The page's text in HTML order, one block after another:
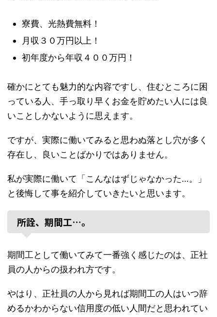
寮費、光熱費無料！
月収３０万円以上！
初年度から年収４００万円！
確かにとても魅力的な内容ですし、住むところに困
っている人、手っ取り早くお金を貯めたい人には良
いことしかないように思えます。
ですが、実際に働いてみると思わぬ落とし穴が多く
存在し、良いことばかりではありません。
私が実際に働いて「こんなはずじゃなかった…。」
と後悔して事を紹介していきたいと思います。
所詮、期間工…。
期間工として働いてみて一番強く感じたのは、正社
員の人からの扱われ方です。
やはり、正社員の人から見れば期間工の人はいつ辞
めるかわからない信用度の低い人間だと思われてい